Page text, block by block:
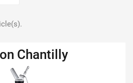
Chantilly